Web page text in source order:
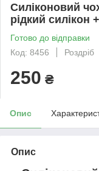
Силіконовий
рідкий силікон
Готово до відправки
Код: 8456
Роздріб
250 ₴
Опис
Опис